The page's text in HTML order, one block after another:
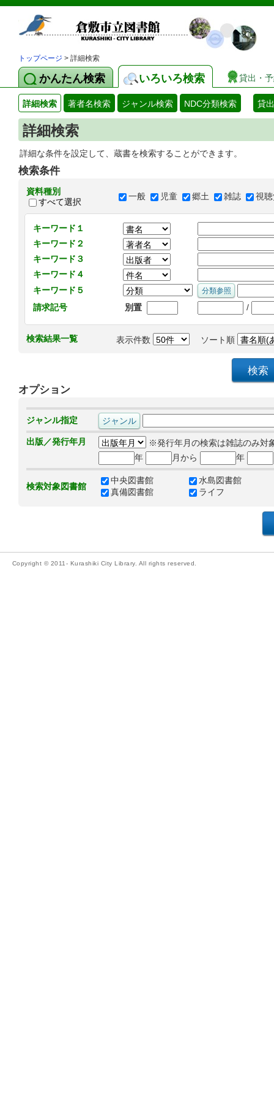
トップページ > 詳細検索
かんたん検索 いろいろ検索 貸出・
詳細検索 著者名検索 ジャンル検索 NDC分類検索 貸
詳細検索
詳細な条件を設定して、蔵書を検索することができます。
検索条件
資料種別
すべて選択
一般 児童 郷土 雑誌 視
キーワード１
キーワード２
キーワード３
キーワード４
キーワード５
請求記号
別置 /
検索結果一覧 表示件数 ソート順
オプション
ジャンル指定
出版／発行年月
※発行年月の検索は雑誌のみ対
年
月から 年
検索対象図書館
中央図書館
水島図書館
真備図書館
ライフ
Copyright © 2011- Kurashiki City Library. All rights reserved.